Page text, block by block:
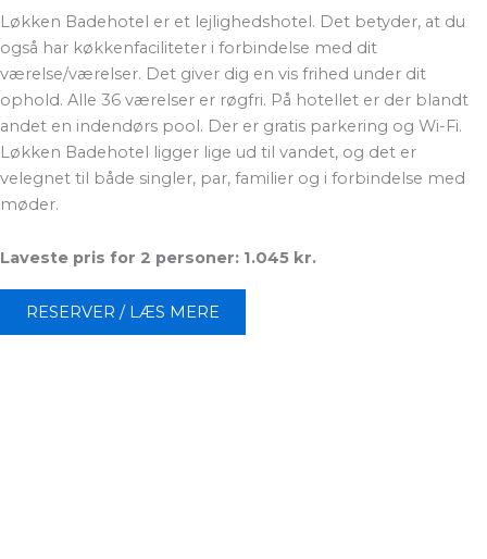
Løkken Badehotel er et lejlighedshotel. Det betyder, at du
også har køkkenfaciliteter i forbindelse med dit
værelse/værelser. Det giver dig en vis frihed under dit
ophold. Alle 36 værelser er røgfri. På hotellet er der blandt
andet en indendørs pool. Der er gratis parkering og Wi-Fi.
Løkken Badehotel ligger lige ud til vandet, og det er
velegnet til både singler, par, familier og i forbindelse med
møder.
Laveste pris for 2 personer: 1.045 kr.
RESERVER / LÆS MERE